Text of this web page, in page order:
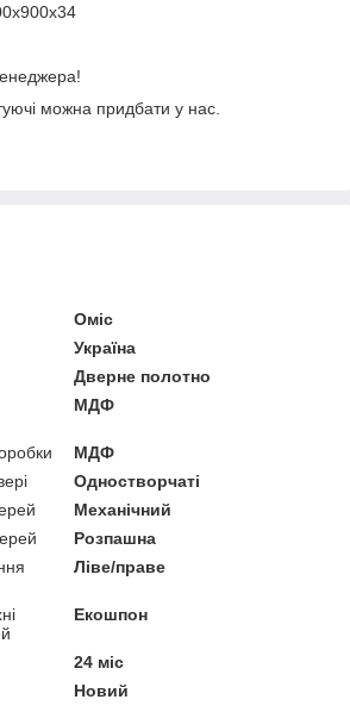
можна придбати у нас.
Оміс
Україна
Дверне полотно
МДФ
МДФ
Одностворчаті
Механічний
Розпашна
Ліве/праве
Екошпон
24 міс
Новий